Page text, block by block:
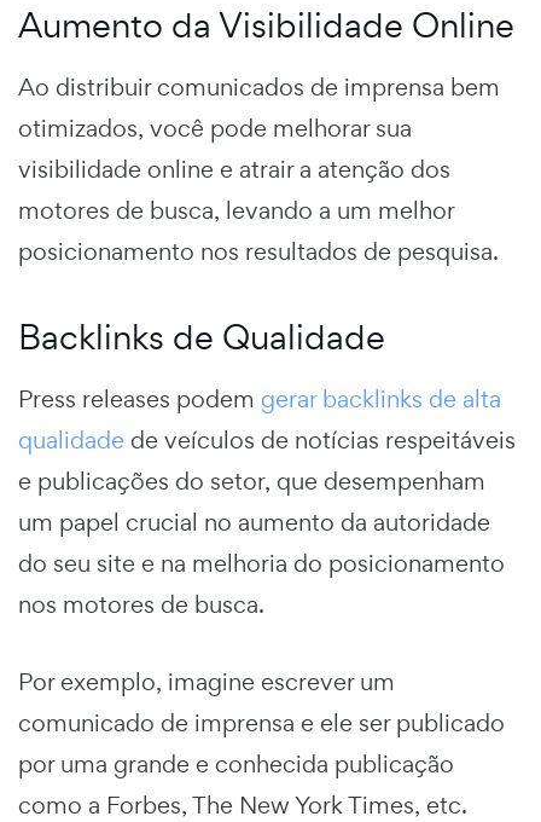
Aumento da Visibilidade Online
Ao distribuir comunicados de imprensa bem
otimizados, você pode melhorar sua
visibilidade online e atrair a atenção dos
motores de busca, levando a um melhor
posicionamento nos resultados de pesquisa.
Backlinks de Qualidade
Press releases podem gerar backlinks de alta
qualidade de veículos de notícias respeitáveis
e publicações do setor, que desempenham
um papel crucial no aumento da autoridade
do seu site e na melhoria do posicionamento
nos motores de busca.
Por exemplo, imagine escrever um
comunicado de imprensa e ele ser publicado
por uma grande e conhecida publicação
como a Forbes, The New York Times, etc.